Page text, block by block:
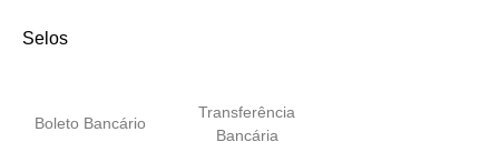
Selos
Boleto Bancário
Transferência
Bancária